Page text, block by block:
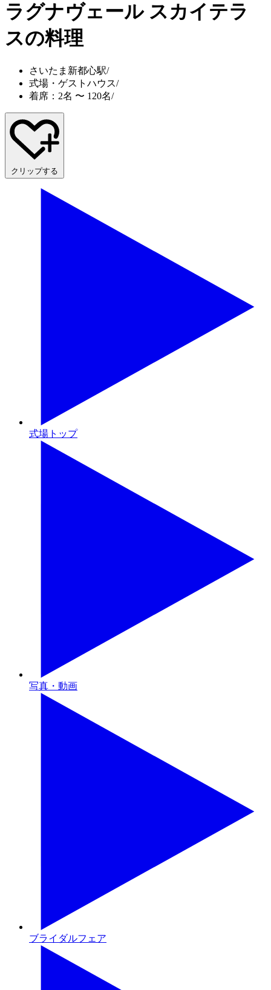
ラグナヴェール スカイテラ
スの料理
さいたま新都心駅/
式場・ゲストハウス/
着席：2名 〜 120名/
クリップする
式場トップ
写真・動画
ブライダルフェア